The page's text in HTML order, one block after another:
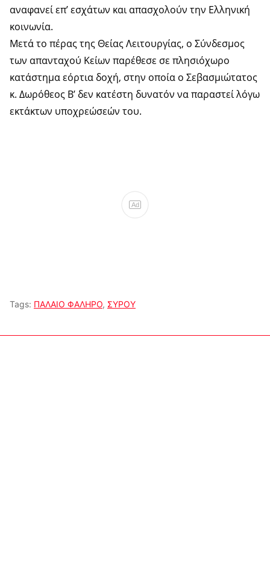
αναφανεί επ’ εσχάτων και απασχολούν την Ελληνική
κοινωνία.
Μετά το πέρας της Θείας Λειτουργίας, ο Σύνδεσμος
των απανταχού Κείων παρέθεσε σε πλησιόχωρο
κατάστημα εόρτια δοχή, στην οποία ο Σεβασμιώτατος
κ. Δωρόθεος Β’ δεν κατέστη δυνατόν να παραστεί λόγω
εκτάκτων υποχρεώσεών του.
Ad
Tags: ΠΑΛΑΙΟ ΦΑΛΗΡΟ, ΣΥΡΟΥ